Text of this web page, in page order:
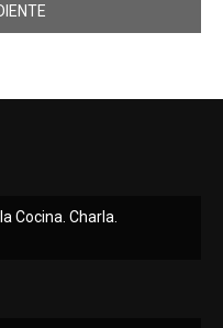
Cocina. Charla.